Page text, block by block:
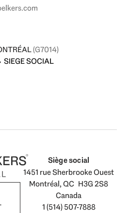
(G7014)
SIEGE SOCIAL
Siège social
1451 rue Sherbrooke Ouest
Montréal, QC H3G 2S8
Canada
1 (514) 507-7888